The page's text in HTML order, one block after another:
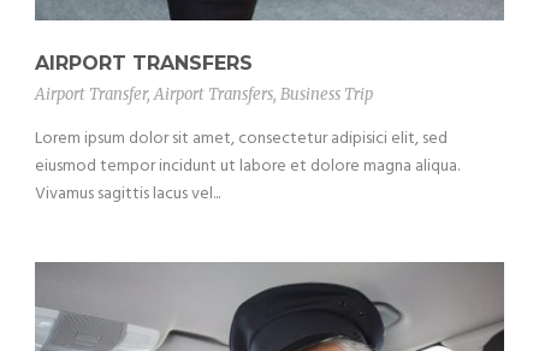
AIRPORT TRANSFERS
Airport Transfer, Airport Transfers, Business Trip
Lorem ipsum dolor sit amet, consectetur adipisici elit, sed
eiusmod tempor incidunt ut labore et dolore magna aliqua.
Vivamus sagittis lacus vel...